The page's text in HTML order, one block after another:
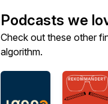
Podcasts we
Check out these other
algorithm.